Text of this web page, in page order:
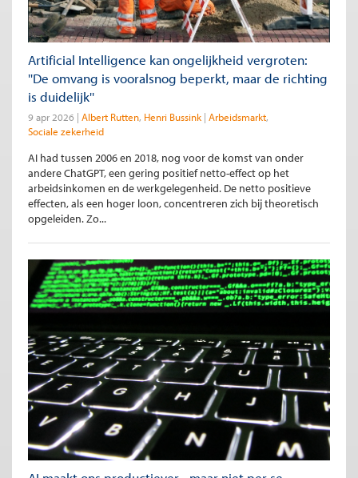
Artificial Intelligence kan ongelijkheid vergroten:
''De omvang is vooralsnog beperkt, maar de richting
is duidelijk''
9 apr 2026 Albert Rutten Henri Bussink Arbeidsmarkt
Sociale zekerheid
AI had tussen 2006 en 2018, nog voor de komst van onder
andere ChatGPT, een gering positief netto-effect op het
arbeidsinkomen en de werkgelegenheid. De netto positieve
effecten, als een hoger loon, concentreren zich bij theoretisch
opgeleiden. Zo...